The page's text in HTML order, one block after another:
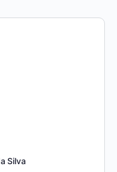
Silva